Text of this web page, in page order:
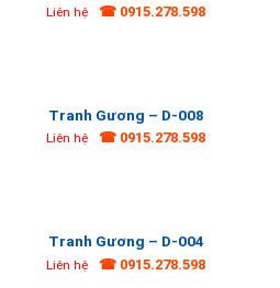
Liên hệ ☎ 0915.278.598
Tranh Gương – D-008
Liên hệ ☎ 0915.278.598
Tranh Gương – D-004
Liên hệ ☎ 0915.278.598